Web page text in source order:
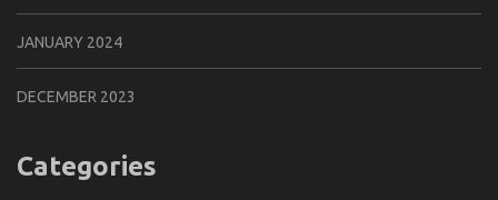
JANUARY 2024
DECEMBER 2023
Categories